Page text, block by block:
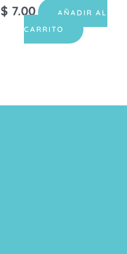
$ 7.00
AÑADIR AL
CARRITO